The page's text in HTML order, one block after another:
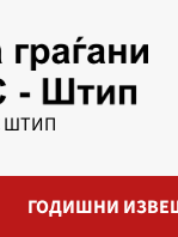
ШТИП
ГОДИШНИ